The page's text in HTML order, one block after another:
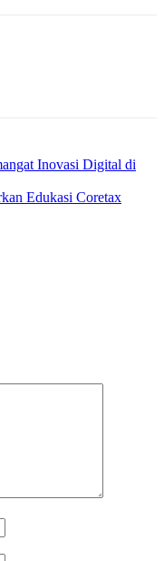
Inovasi Digital di
Edukasi Coretax